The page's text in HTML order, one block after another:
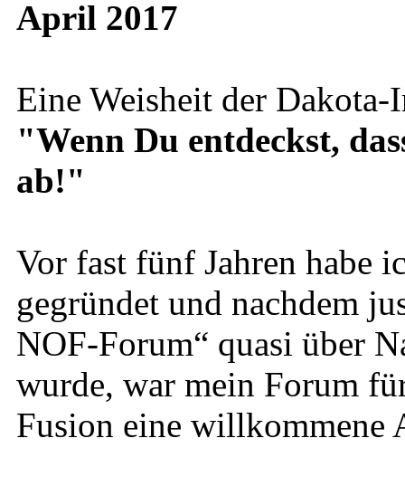
April 2017
Eine Weisheit der Dakota-
"Wenn Du entdeckst,
ab!"
Vor fast fünf Jahren habe
gegründet und nachdem
NOF-Forum“ quasi über
wurde, war mein Forum
Fusion eine willkommene